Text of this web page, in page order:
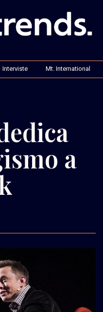
Interviste Mt. International
a